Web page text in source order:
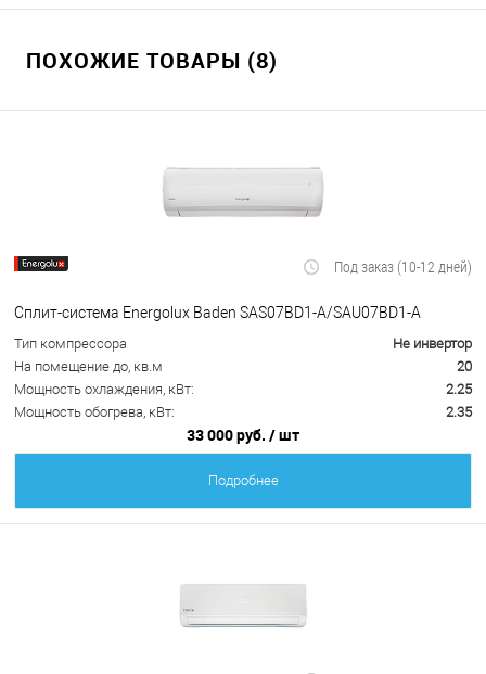
ПОХОЖИЕ ТОВАРЫ (8)
Под заказ (10-12 дней)
Сплит-система Energolux Baden SAS07BD1-A/SAU07BD1-A
Тип компрессора
Не инвертор
На помещение до, кв.м
20
Мощность охлаждения, кВт:
2.25
Мощность обогрева, кВт:
2.35
33 000 руб. / шт
Подробнее